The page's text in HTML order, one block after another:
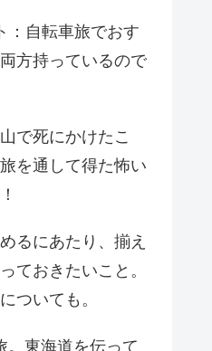
：自転車旅でおす
方持っているので
で死にかけたこ
を通して得た怖い
るにあたり、揃え
ておきたいこと。
ついても。
。東海道を伝って